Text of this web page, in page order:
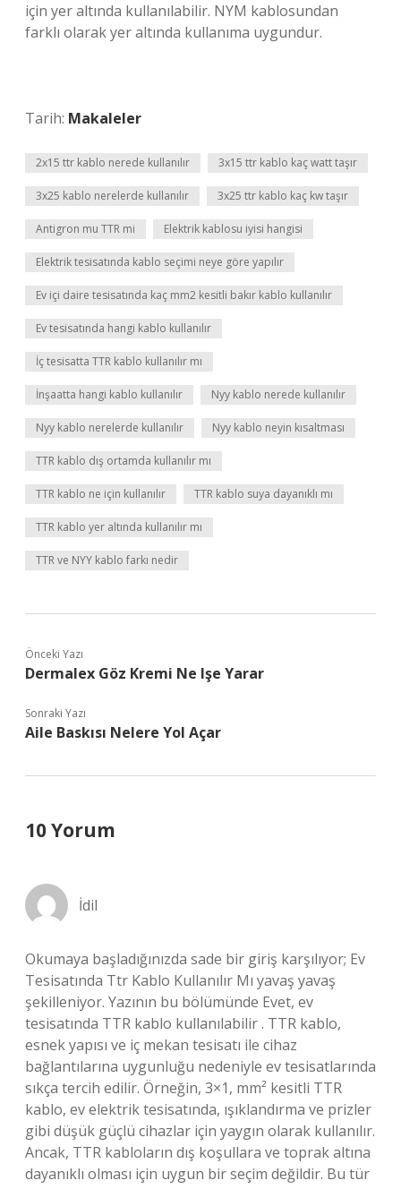
için yer altında kullanılabilir. NYM kablosundan
farklı olarak yer altında kullanıma uygundur.
Tarih: Makaleler
2x15 ttr kablo nerede kullanılır 3x15 ttr kablo kaç watt taşır
3x25 kablo nerelerde kullanılır 3x25 ttr kablo kaç kw taşır
Antigron mu TTR mi Elektrik kablosu iyisi hangisi
Elektrik tesisatında kablo seçimi neye göre yapılır
Ev içi daire tesisatında kaç mm2 kesitli bakır kablo kullanılır
Ev tesisatında hangi kablo kullanılır
İç tesisatta TTR kablo kullanılır mı
İnşaatta hangi kablo kullanılır Nyy kablo nerede kullanılır
Nyy kablo nerelerde kullanılır Nyy kablo neyin kısaltması
TTR kablo dış ortamda kullanılır mı
TTR kablo ne için kullanılır TTR kablo suya dayanıklı mı
TTR kablo yer altında kullanılır mı
TTR ve NYY kablo farkı nedir
Önceki Yazı
Dermalex Göz Kremi Ne Işe Yarar
Sonraki Yazı
Aile Baskısı Nelere Yol Açar
10 Yorum
İdil
Okumaya başladığınızda sade bir giriş karşılıyor; Ev
Tesisatında Ttr Kablo Kullanılır Mı yavaş yavaş
şekilleniyor. Yazının bu bölümünde Evet, ev
tesisatında TTR kablo kullanılabilir . TTR kablo,
esnek yapısı ve iç mekan tesisatı ile cihaz
bağlantılarına uygunluğu nedeniyle ev tesisatlarında
sıkça tercih edilir. Örneğin, 3×1, mm² kesitli TTR
kablo, ev elektrik tesisatında, ışıklandırma ve prizler
gibi düşük güçlü cihazlar için yaygın olarak kullanılır.
Ancak, TTR kabloların dış koşullara ve toprak altına
dayanıklı olması için uygun bir seçim değildir. Bu tür